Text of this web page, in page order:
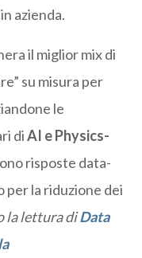
azienda.
il miglior mix di
su misura per
le
diAI e Physics-
risposte data-
per la riduzione dei
la lettura diData